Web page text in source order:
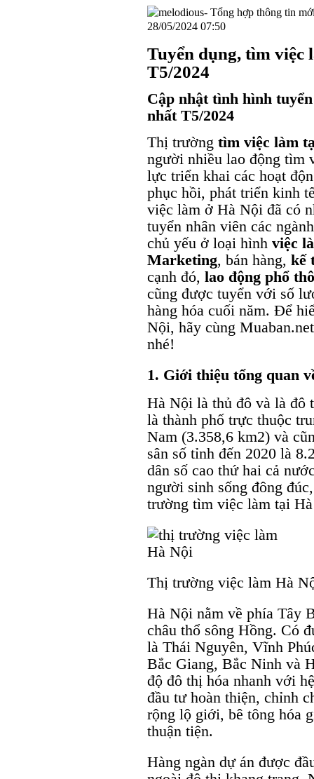
28/05/2024 07:50
Tuyển dụng, tìm việc
T5/2024
Cập nhật tình hình
nhất T5/2024
Thị trường tìm việc làm
người nhiều lao động tìm
lực triển khai các hoạt
phục hồi, phát triển kinh
việc làm ở Hà Nội đã có
tuyển nhân viên các
chủ yếu ở loại hình việc
Marketing, bán hàng, kế
cạnh đó, lao động phổ
cũng được tuyển với số
hàng hóa cuối năm. Để
Nội, hãy cùng
nhé!
1. Giới thiệu tổng quan
Hà Nội là thủ đô và là đô
là thành phố trực thuộc
Nam (3.358,6 km2) và
sân số tỉnh đến 2020 là
dân số cao thứ hai cả
người sinh sống đông
trường tìm việc làm tại
Thị trường việc làm Hà
Hà Nội nằm về phía Tây
châu thổ sông Hồng. Có
là Thái Nguyên, Vĩnh
Bắc Giang, Bắc Ninh và
độ đô thị hóa nhanh với
đầu tư hoàn thiện, chỉnh
rộng lộ giới, bê tông hóa
thuận tiện.
Hàng ngàn dự án được